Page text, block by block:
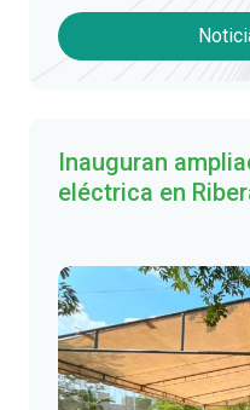
Inauguran
eléctrica en